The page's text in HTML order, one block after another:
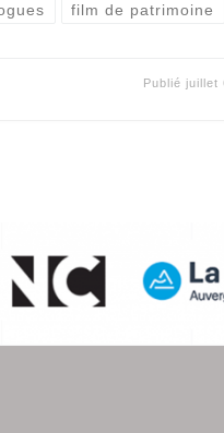
film de patrimoine
Publié juillet